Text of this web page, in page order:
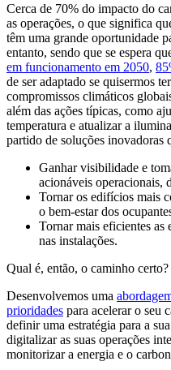
Cerca de 70% do impacto do
as operações, o que significa
têm uma grande oportunidade
entanto, sendo que se espera
em funcionamento em 2050,
de ser adaptado se quisermos
compromissos climáticos
além das ações típicas, como
temperatura e atualizar a
partido de soluções inovadoras
Ganhar visibilidade e
acionáveis operacionais,
Tornar os edifícios mais
o bem-estar dos
Tornar mais eficientes as
nas instalações.
Qual é, então, o caminho certo?
Desenvolvemos uma
prioridades para acelerar o seu
definir uma estratégia para a
digitalizar as suas operações
monitorizar a energia e o